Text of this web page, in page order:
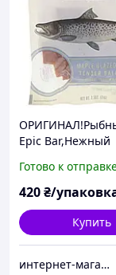
Epic Bar,Нежный
кленовым
грамм
Готово к
420₴/
Купить
интернет-магазин "ВСЕ ЛУЧШЕЕ ЛЮДЯМ"